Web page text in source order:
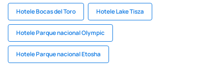
Hotele Bocas del Toro Hotele Lake Tisza
Hotele Parque nacional Olympic
Hotele Parque nacional Etosha